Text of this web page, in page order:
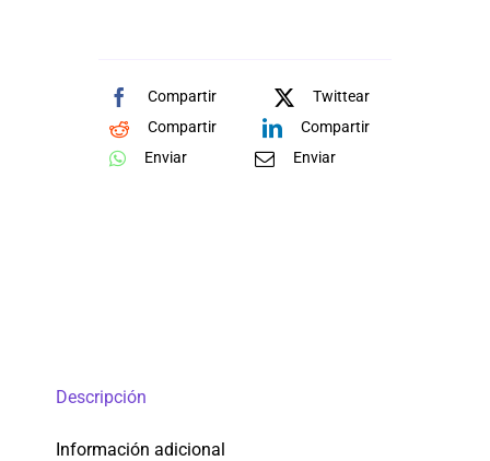
Compartir
Twittear
Compartir
Compartir
Enviar
Enviar
Descripción
Información adicional